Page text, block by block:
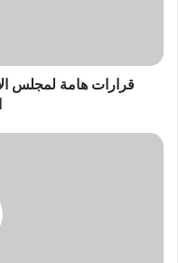
قرارات هامة لمجلس
زراعة